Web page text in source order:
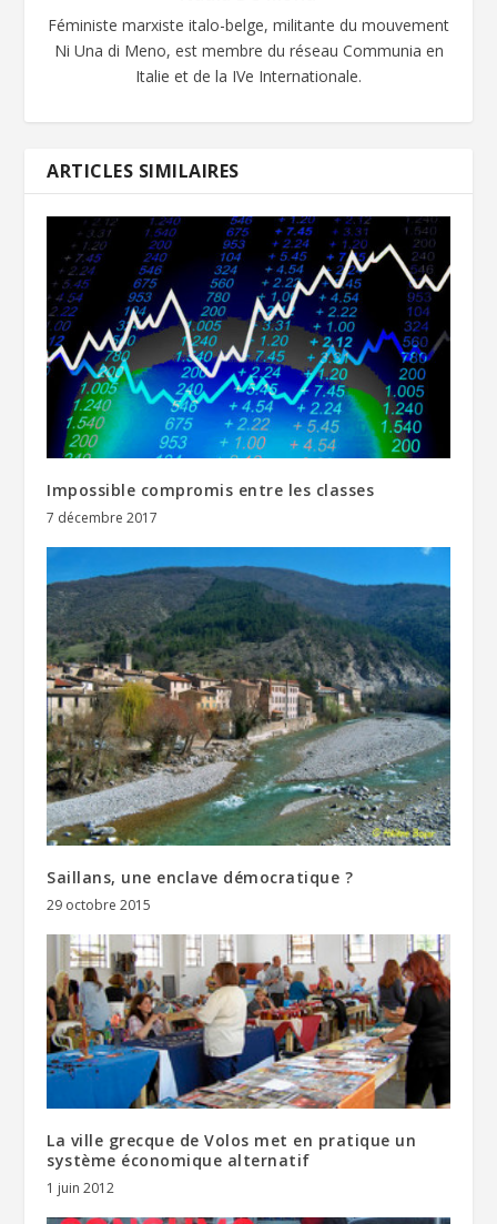
Féministe marxiste italo-belge, militante du mouvement
Ni Una di Meno, est membre du réseau Communia en
Italie et de la IVe Internationale.
ARTICLES SIMILAIRES
Impossible compromis entre les classes
7 décembre 2017
Saillans, une enclave démocratique ?
29 octobre 2015
La ville grecque de Volos met en pratique un
système économique alternatif
1 juin 2012